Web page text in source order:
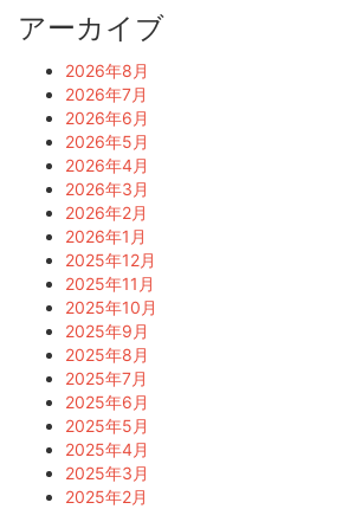
アーカイブ
2026年8月
2026年7月
2026年6月
2026年5月
2026年4月
2026年3月
2026年2月
2026年1月
2025年12月
2025年11月
2025年10月
2025年9月
2025年8月
2025年7月
2025年6月
2025年5月
2025年4月
2025年3月
2025年2月